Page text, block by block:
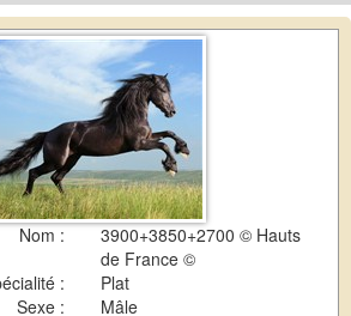
Nom :
3900+3850+2700 © Hauts
de France ©
:
Plat
Sexe :
Mâle